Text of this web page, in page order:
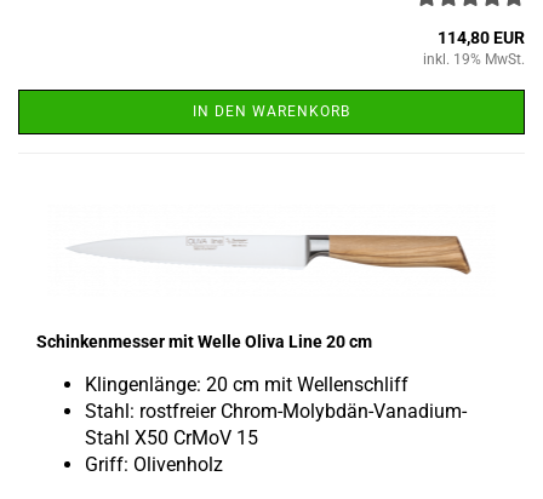
114,80 EUR
inkl. 19% MwSt.
IN DEN WARENKORB
Schin­ken­mes­ser mit Welle Oliva Line 20 cm
Klin­gen­län­ge: 20 cm mit Wel­len­schliff
Stahl: rost­frei­er Chrom-​Molybdän-Vanadium-
Stahl X50 CrMoV 15
Griff: Oli­ven­holz